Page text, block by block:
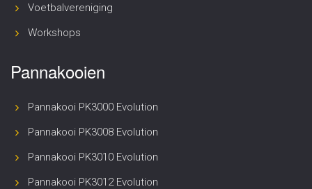
Voetbalvereniging
Workshops
Pannakooien
Pannakooi PK3000 Evolution
Pannakooi PK3008 Evolution
Pannakooi PK3010 Evolution
Pannakooi PK3012 Evolution